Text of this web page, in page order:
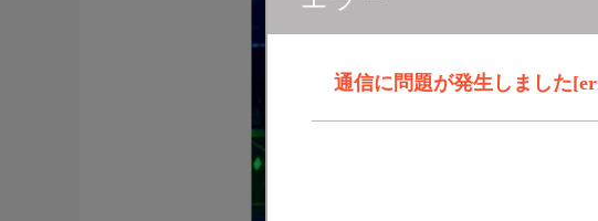
通信に問題が発生しました